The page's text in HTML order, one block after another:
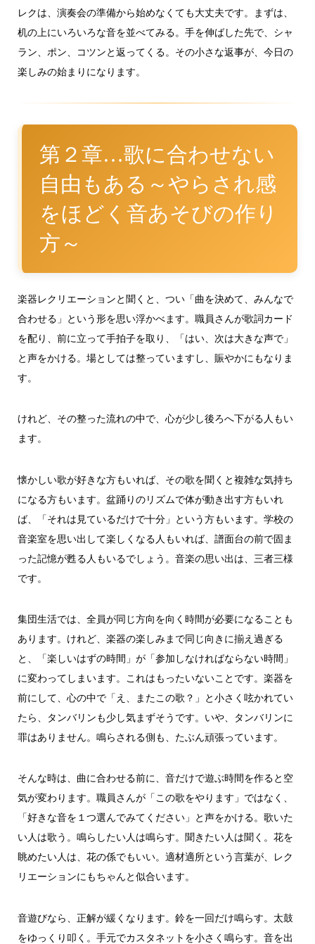
レクは、演奏会の準備から始めなくても大丈夫です。まずは、
机の上にいろいろな音を並べてみる。手を伸ばした先で、シャ
ラン、ポン、コツンと返ってくる。その小さな返事が、今日の
楽しみの始まりになります。
第２章…歌に合わせない
自由もある～やらされ感
をほどく音あそびの作り
方～
楽器レクリエーションと聞くと、つい「曲を決めて、みんなで
合わせる」という形を思い浮かべます。職員さんが歌詞カード
を配り、前に立って手拍子を取り、「はい、次は大きな声で」
と声をかける。場としては整っていますし、賑やかにもなりま
す。
けれど、その整った流れの中で、心が少し後ろへ下がる人もい
ます。
懐かしい歌が好きな方もいれば、その歌を聞くと複雑な気持ち
になる方もいます。盆踊りのリズムで体が動き出す方もいれ
ば、「それは見ているだけで十分」という方もいます。学校の
音楽室を思い出して楽しくなる人もいれば、譜面台の前で固ま
った記憶が甦る人もいるでしょう。音楽の思い出は、三者三様
です。
集団生活では、全員が同じ方向を向く時間が必要になることも
あります。けれど、楽器の楽しみまで同じ向きに揃え過ぎる
と、「楽しいはずの時間」が「参加しなければならない時間」
に変わってしまいます。これはもったいないことです。楽器を
前にして、心の中で「え、またこの歌？」と小さく呟かれてい
たら、タンバリンも少し気まずそうです。いや、タンバリンに
罪はありません。鳴らされる側も、たぶん頑張っています。
そんな時は、曲に合わせる前に、音だけで遊ぶ時間を作ると空
気が変わります。職員さんが「この歌をやります」ではなく、
「好きな音を１つ選んでみてください」と声をかける。歌いた
い人は歌う。鳴らしたい人は鳴らす。聞きたい人は聞く。花を
眺めたい人は、花の係でもいい。適材適所という言葉が、レク
リエーションにもちゃんと似合います。
音遊びなら、正解が緩くなります。鈴を一回だけ鳴らす。太鼓
をゆっくり叩く。手元でカスタネットを小さく鳴らす。音を出